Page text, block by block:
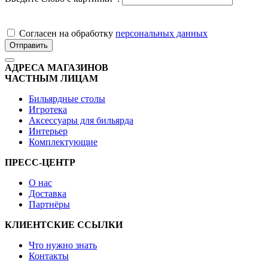
Cогласен на обработку персональных данных
Отправить
АДРЕСА МАГАЗИНОВ
ЧАСТНЫМ ЛИЦАМ
Бильярдные столы
Игротека
Аксессуары для бильярда
Интерьер
Комплектующие
ПРЕСС-ЦЕНТР
О нас
Доставка
Партнёры
КЛИЕНТСКИЕ ССЫЛКИ
Что нужно знать
Контакты